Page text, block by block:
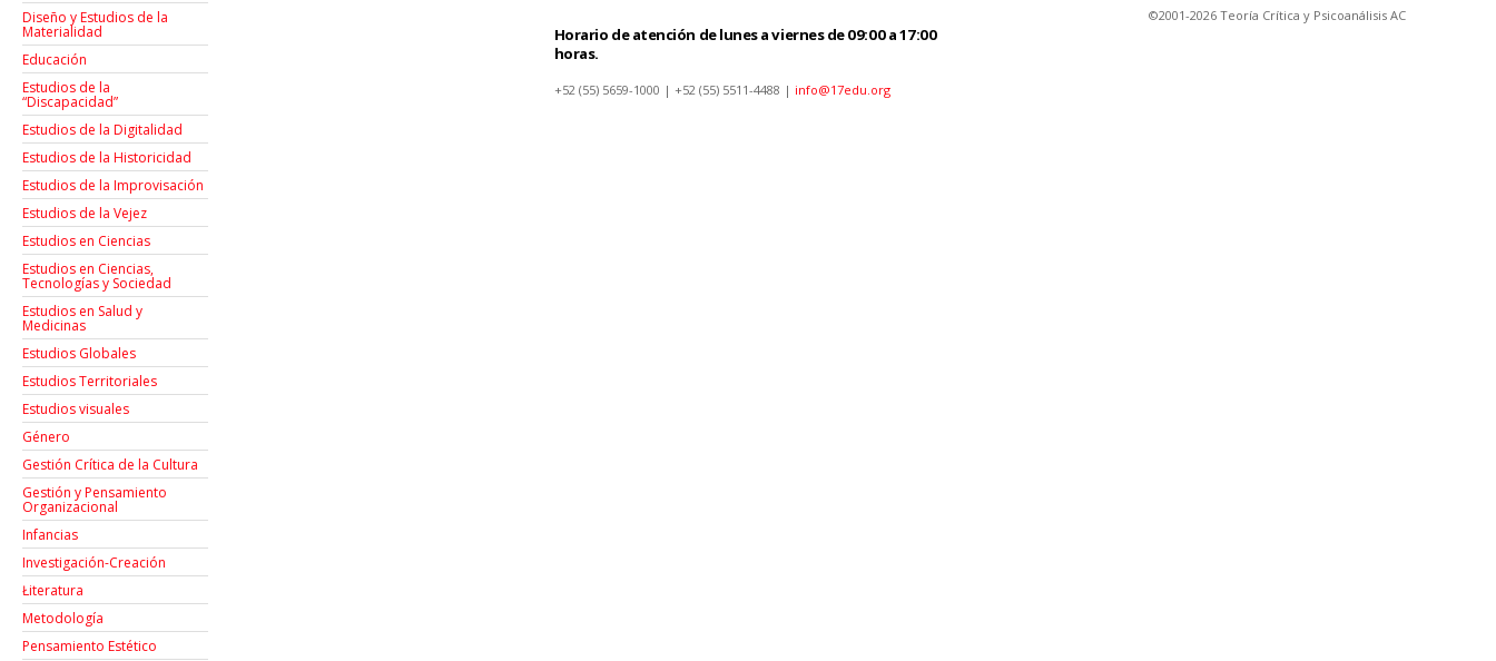
Diseño y Estudios de la
Materialidad
Educación
Estudios de la
“Discapacidad”
Estudios de la Digitalidad
Estudios de la Historicidad
Estudios de la Improvisación
Estudios de la Vejez
Estudios en Ciencias
Estudios en Ciencias,
Tecnologías y Sociedad
Estudios en Salud y
Medicinas
Estudios Globales
Estudios Territoriales
Estudios visuales
Género
Gestión Crítica de la Cultura
Gestión y Pensamiento
Organizacional
Infancias
Investigación-Creación
Łiteratura
Metodología
Pensamiento Estético
Horario de atención de lunes a viernes de 09:00 a 17:00
horas.
+52 (55) 5659-1000 | +52 (55) 5511-4488 | info@17edu.org
©2001-2026 Teoría Crítica y Psicoanálisis AC